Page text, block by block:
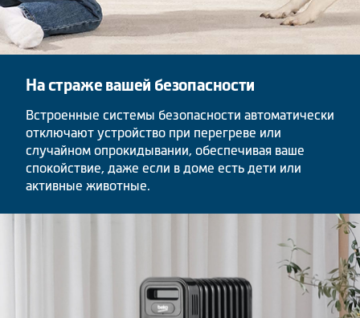
На страже вашей безопасности
Встроенные системы безопасности автоматически
отключают устройство при перегреве или
случайном опрокидывании, обеспечивая ваше
спокойствие, даже если в доме есть дети или
активные животные.